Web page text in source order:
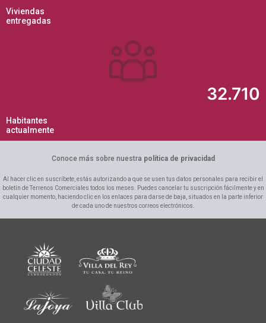
Viviendas
entregadas
32.710
Habitantes
actualmente
Conoce más sobre nuestra política de privacidad
Al hacer clic en suscríbete, estás autorizando a que se usen tus datos personales para recibir el
boletín de Terrenos Comerciales todos los meses. Puedes cancelar tu suscripción fácilmente y en
cualquier momento, haciendo clic en los enlaces para darse de baja, situados en la parte inferior
de cada uno de nuestros correos electrónicos.